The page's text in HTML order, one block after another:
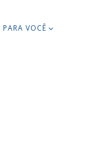
PARA VOCÊ